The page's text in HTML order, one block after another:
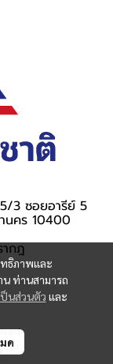
ธิภาพและ
ท่านสามารถ
นส่วนตัว และ
ด
3 ซอยอารีย์ 5
นคร 10400
กฎ